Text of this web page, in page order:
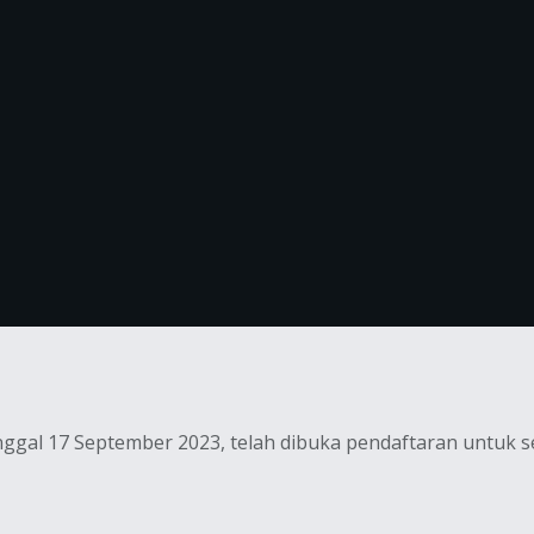
17 September 2023, telah dibuka pendaftaran untuk